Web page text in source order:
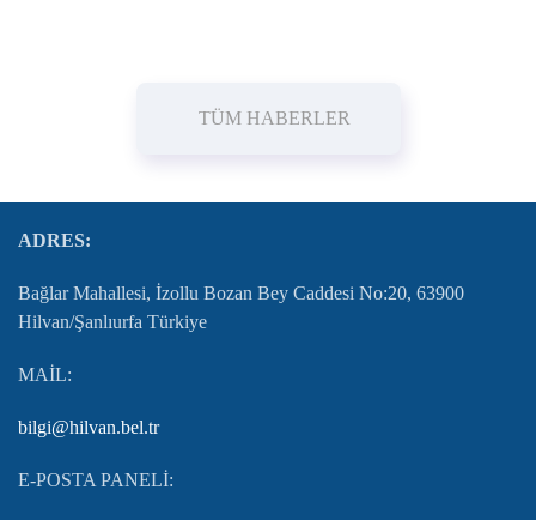
TÜM HABERLER
ADRES:
Bağlar Mahallesi, İzollu Bozan Bey Caddesi No:20, 63900
Hilvan/Şanlıurfa Türkiye
MAİL:
bilgi@hilvan.bel.tr
E-POSTA PANELİ: